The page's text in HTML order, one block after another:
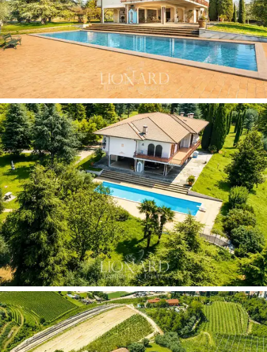
bir çiftlik evinden oluşuyor ve özellikleValpolicella
bölgesinin eski bağcılık mesleği göz önüne alındığında,
misafirperverlik de dahil olmak üzere çok çeşitli
kullanımlar için ideal.